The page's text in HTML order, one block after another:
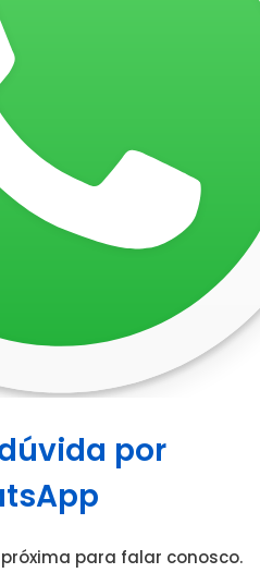
por
para falar conosco.